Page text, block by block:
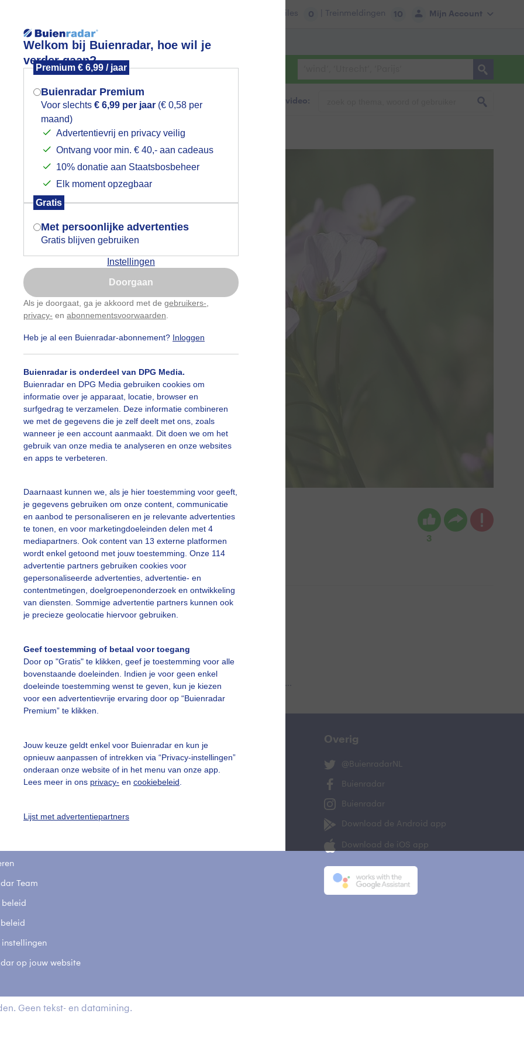
Welkom bij Buienradar, hoe wil je
verder gaan?
Premium € 6,99 / jaar
Buienradar Premium
Voor slechts € 6,99 per jaar (€ 0,58 per
maand)
Advertentievrij en privacy veilig
Ontvang voor min. € 40,- aan cadeaus
10% donatie aan Staatsbosbeheer
Elk moment opzegbaar
Gratis
Met persoonlijke advertenties
Gratis blijven gebruiken
Instellingen
Doorgaan
Als je doorgaat, ga je akkoord met de gebruikers-
privacy- en abonnementsvoorwaarden
Heb je al een Buienradar-abonnement? Inloggen
Buienradar is onderdeel van DPG Media.
Buienradar en DPG Media gebruiken cookies om
informatie over je apparaat, locatie, browser en
surfgedrag te verzamelen. Deze informatie combineren
we met de gegevens die je zelf deelt met ons, zoals
wanneer je een account aanmaakt. Dit doen we om het
gebruik van onze media te analyseren en onze websites
en apps te verbeteren.
Daarnaast kunnen we, als je hier toestemming voor geeft,
je gegevens gebruiken om onze content, communicatie
en aanbod te personaliseren en je relevante advertenties
te tonen, en voor marketingdoeleinden delen met 4
mediapartners. Ook content van 13 externe platformen
wordt enkel getoond met jouw toestemming. Onze 114
advertentie partners gebruiken cookies voor
gepersonaliseerde advertenties, advertentie- en
contentmetingen, doelgroepenonderzoek en ontwikkeling
van diensten. Sommige advertentie partners kunnen ook
je precieze geolocatie hiervoor gebruiken.
Geef toestemming of betaal voor toegang
Door op "Gratis" te klikken, geef je toestemming voor alle
bovenstaande doeleinden. Indien je voor geen enkel
doeleinde toestemming wenst te geven, kun je kiezen
voor een advertentievrije ervaring door op “Buienradar
Premium” te klikken.
Jouw keuze geldt enkel voor Buienradar en kun je
opnieuw aanpassen of intrekken via “Privacy-instellingen”
onderaan onze website of in het menu van onze app.
Lees meer in ons privacy- en cookiebeleid
Lijst met advertentiepartners
Mijn Account
Files 0 | Treinmeldingen 10
Lees meer.
Foto en video Weerzine
Zoeken in foto & video:
een mooie pinksterdag..als het even kon..
Loes Rodermond Gemaakt: 08-04-2025, 162x bekeken
3
Lente
slideshow
Een moment geduld aub...
vragen
Team
beleid
instellingen
op jouw website
Overig
@BuienradarNL
Buienradar
Buienradar
Download de Android app
Download de iOS app
Geen tekst- en datamining.
Mogen we je locatie gebruiken voor
het weer?
Indien je hier nog geen akkoord op hebt
gegeven, verschijnt er zo een pop-up uit
je browser waarin deze toestemming
gevraagd wordt.
Is goed, toon de popup
Nu niet, misschien later
Gebruik je Safari en wil je niet elke dag deze pop-up
Klikhierom dit aan te passen